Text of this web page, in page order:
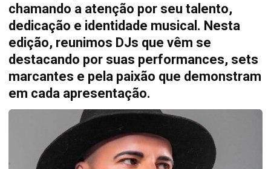
chamando a atenção por seu talento,
dedicação e identidade musical. Nesta
edição, reunimos DJs que vêm se
destacando por suas performances, sets
marcantes e pela paixão que demonstram
em cada apresentação.